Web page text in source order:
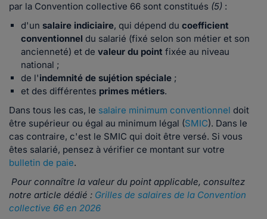
par la Convention collective 66 sont constitués (5) :
d'un salaire indiciaire, qui dépend du coefficient
conventionnel du salarié (fixé selon son métier et son
ancienneté) et de valeur du point fixée au niveau
national ;
de l'indemnité de sujétion spéciale ;
et des différentes primes métiers.
Dans tous les cas, le salaire minimum conventionnel doit
être supérieur ou égal au minimum légal (SMIC). Dans le
cas contraire, c'est le SMIC qui doit être versé. Si vous
êtes salarié, pensez à vérifier ce montant sur votre
bulletin de paie.
Pour connaître la valeur du point applicable, consultez
notre article dédié : Grilles de salaires de la Convention
collective 66 en 2026